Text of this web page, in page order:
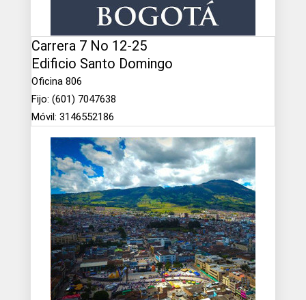
Carrera 7 No 12-25
Edificio Santo Domingo
Oficina 806
Fijo: (601) 7047638
Móvil: 3146552186